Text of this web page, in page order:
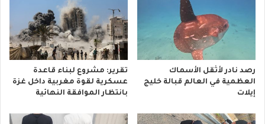
رصد نادر لأثقل الأسماك
العظمية في العالم قبالة خليج
إيلات
تقرير: مشروع لبناء قاعدة
عسكرية لقوة مغربية داخل غزة
بانتظار الموافقة النهائية